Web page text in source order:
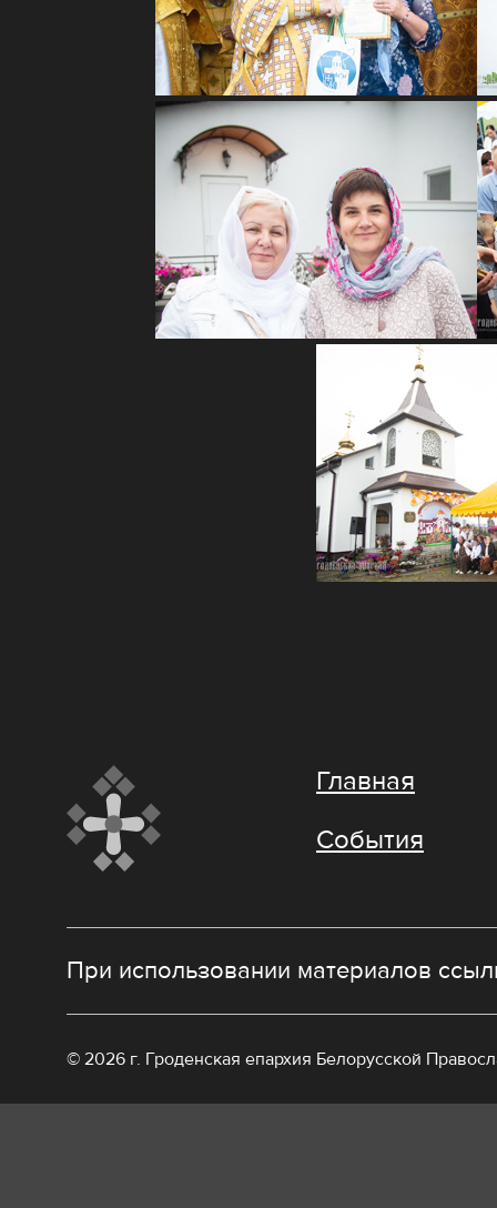
Главная
События
При использовании материалов
© 2026 г. Гроденская епархия Белорусской